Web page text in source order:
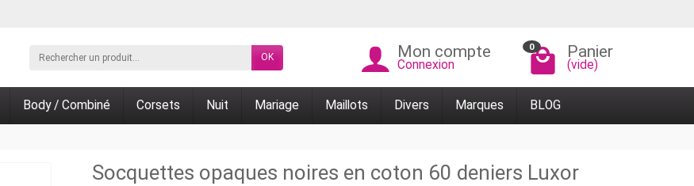
OK Mon compte
Connexion
0 Panier
(vide)
Body / Combiné Corsets Nuit Mariage Maillots Divers Marques BLOG
Socquettes opaques noires en coton 60 deniers Luxor